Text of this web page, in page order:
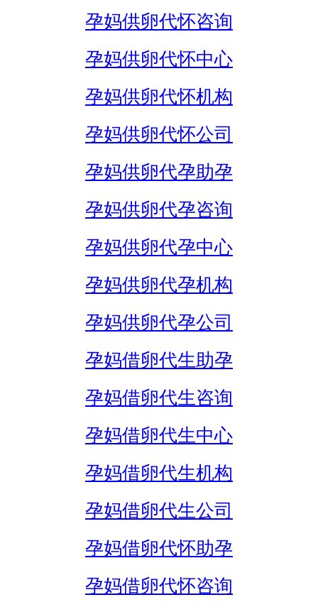
孕妈供卵代怀咨询
孕妈供卵代怀中心
孕妈供卵代怀机构
孕妈供卵代怀公司
孕妈供卵代孕助孕
孕妈供卵代孕咨询
孕妈供卵代孕中心
孕妈供卵代孕机构
孕妈供卵代孕公司
孕妈借卵代生助孕
孕妈借卵代生咨询
孕妈借卵代生中心
孕妈借卵代生机构
孕妈借卵代生公司
孕妈借卵代怀助孕
孕妈借卵代怀咨询